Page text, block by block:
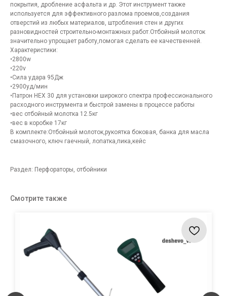
покрытия, дробление асфальта и др. Этот инструмент также
используется для эффективного разлома проемов,создания
отверстий из любых материалов, штробления стен и других
разновидностей строительно-монтажных работ.Отбойный молоток
значительно упрощает работу,помогая сделать ее качественней.
Характеристики:
•2800w
•220v
•Сила удара 95Дж
•2900уд/мин
•Патрон НЕХ 30 для установки широкого спектра профессионального
расходного инструмента и быстрой замены в процессе работы
•вес отбойный молотка 12.5кг
•вес в коробке 17кг
В комплекте:Отбойный молоток,рукоятка боковая, банка для масла
смазочного, ключ гаечный, лопатка,пика,кейс
Раздел: Перфораторы, отбойники
Смотрите также